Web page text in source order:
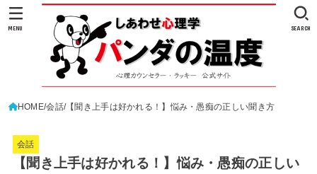
SEARCH
MENU
HOME 会話 【聞き上手は好かれる！】悩み・愚痴の正しい聞き方
会話
【聞き上手は好かれる！】悩み・愚痴の正しい